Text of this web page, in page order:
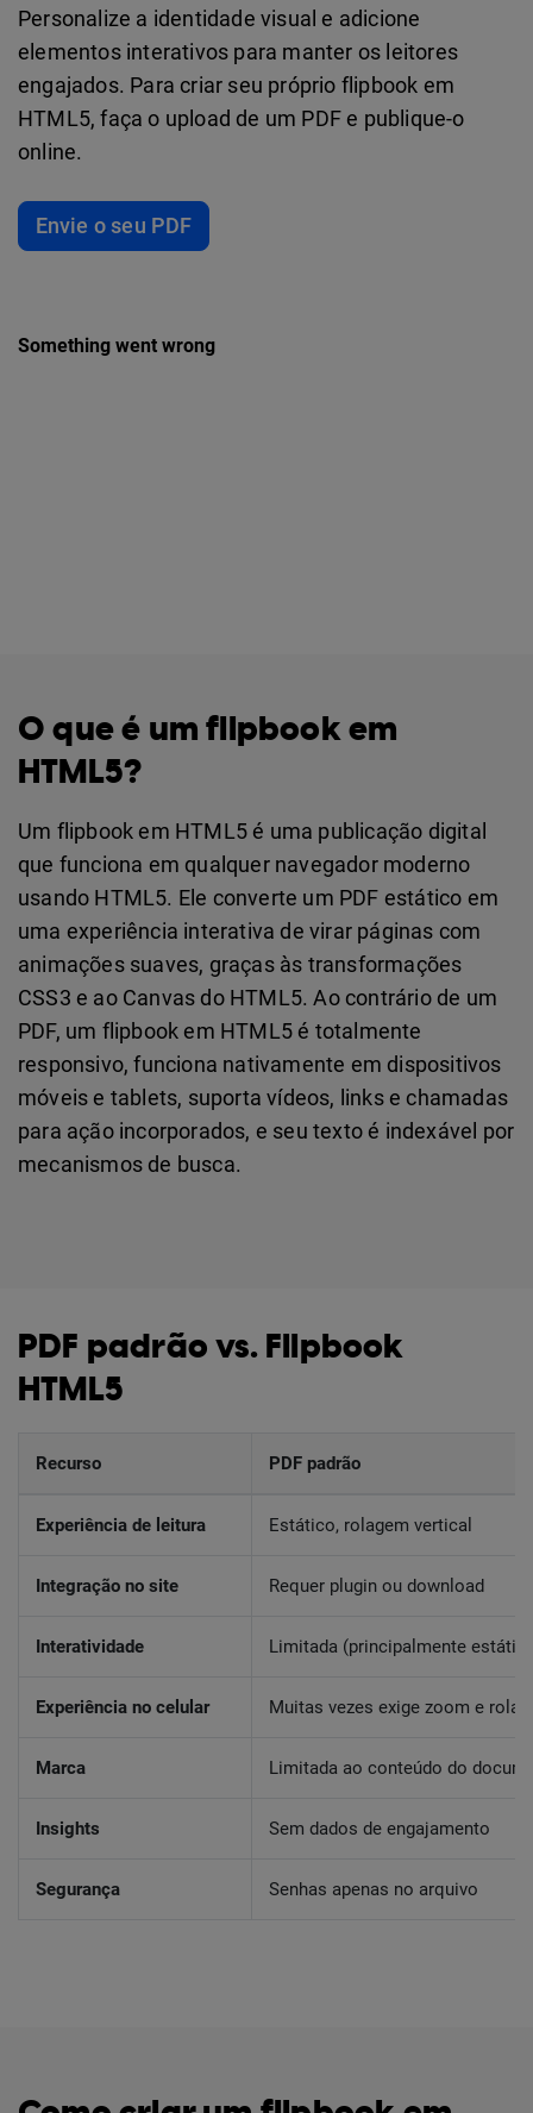
Personalize a identidade visual e adicione
elementos interativos para manter os leitores
engajados. Para criar seu próprio flipbook em
HTML5, faça o upload de um PDF e publique-o
online.
Envie o seu PDF
O que é um flipbook em
HTML5?
Um flipbook em HTML5 é uma publicação digital
que funciona em qualquer navegador moderno
usando HTML5. Ele converte um PDF estático em
uma experiência interativa de virar páginas com
animações suaves, graças às transformações
CSS3 e ao Canvas do HTML5. Ao contrário de um
PDF, um flipbook em HTML5 é totalmente
responsivo, funciona nativamente em dispositivos
móveis e tablets, suporta vídeos, links e chamadas
para ação incorporados, e seu texto é indexável por
mecanismos de busca.
PDF padrão vs. Flipbook
HTML5
Recurso PDF padrão
Experiência de leitura Estático, rolagem vertical
Integração no site Requer plugin ou download
Interatividade Limitada (principalmente
Experiência no celular Muitas vezes exige zoom e
Marca Limitada ao conteúdo do
Insights Sem dados de engajamento
Segurança Senhas apenas no arquivo